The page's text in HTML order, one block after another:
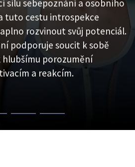
sílu sebepoznání a osobního
tuto cestu introspekce
rozvinout svůj potenciál.
podporuje soucit k sobě
hlubšímu porozumění
a reakcím.
a soucitní
lidstvo, zakořeněné v
propojení a soucitu.
enneagramovým
to světově uznávaný kompas
je naším hlavním
a
je naší prioritou.